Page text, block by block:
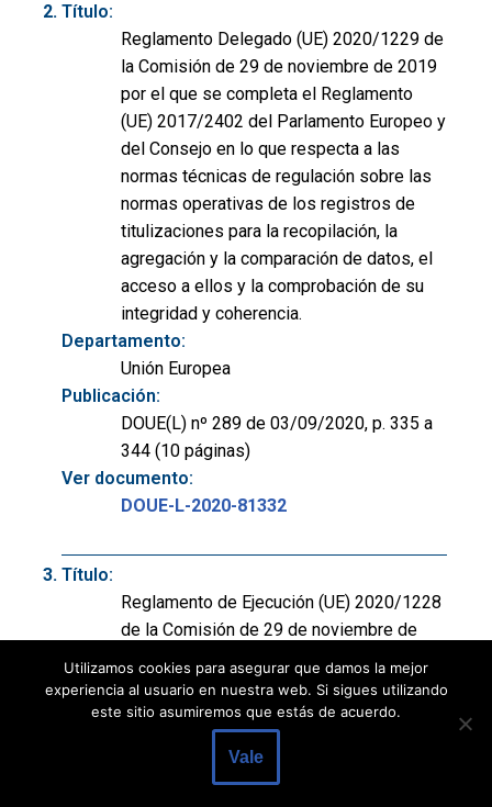
Título:
Reglamento Delegado (UE) 2020/1229 de
la Comisión de 29 de noviembre de 2019
por el que se completa el Reglamento
(UE) 2017/2402 del Parlamento Europeo y
del Consejo en lo que respecta a las
normas técnicas de regulación sobre las
normas operativas de los registros de
titulizaciones para la recopilación, la
agregación y la comparación de datos, el
acceso a ellos y la comprobación de su
integridad y coherencia.
Departamento:
Unión Europea
Publicación:
DOUE(L) nº 289 de 03/09/2020, p. 335 a
344 (10 páginas)
Ver documento:
DOUE-L-2020-81332
Título:
Reglamento de Ejecución (UE) 2020/1228
de la Comisión de 29 de noviembre de
2019 por el que se establecen normas
técnicas de ejecución en lo que respecta
al formato de las solicitudes de
inscripción como registro de
titulizaciones o de ampliación de
Utilizamos cookies para asegurar que damos la mejor
experiencia al usuario en nuestra web. Si sigues utilizando
este sitio asumiremos que estás de acuerdo.
Vale